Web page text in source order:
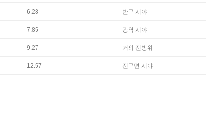
6.28 반구 시야
7.85 광역 시야
9.27 거의 전방위
12.57 전구면 시야